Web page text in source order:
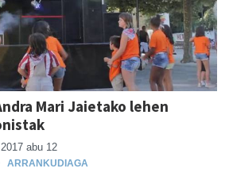
Mari Jaietako lehen
2017 abu 12
ARRANKUDIAGA